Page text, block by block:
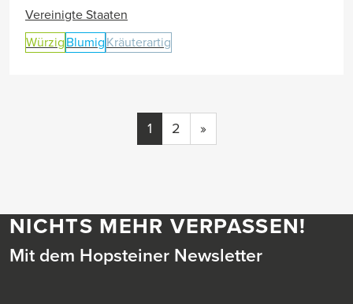
Vereinigte Staaten
Würzig Blumig Kräuterartig
1 2 »
NICHTS MEHR VERPASSEN!
Mit dem Hopsteiner Newsletter